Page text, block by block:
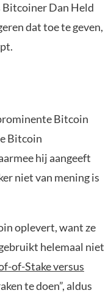
Bitcoiner Dan Held
dat toe te geven,
Bitcoin
Bitcoin
hij aangeeft
niet van mening is
oplevert, want ze
helemaal niet
of-Stake versus
te doen”, aldus